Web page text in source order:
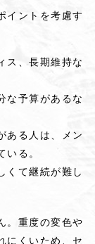
イントを考慮す
ス、長期維持な
な予算があるな
ある人は、メン
いる。
くて継続が難し
。重度の変色や
にくいため、セ